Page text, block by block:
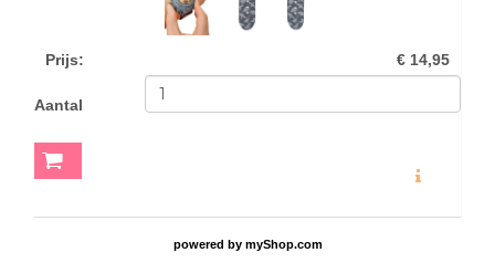
Prijs: € 14,95
Aantal
powered by myShop.com